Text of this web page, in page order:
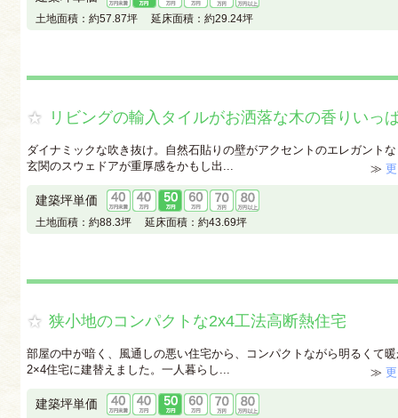
土地面積： 約57.87坪 延床面積： 約29.24坪
リビングの輸入タイルがお洒落な木の香りいっ
ダイナミックな吹き抜け。自然石貼りの壁がアクセントのエレガント
玄関のスウェドアが重厚感をかもし出...
≫
建築坪単価
土地面積： 約88.3坪 延床面積： 約43.69坪
狭小地のコンパクトな2x4工法高断熱住宅
部屋の中が暗く、風通しの悪い住宅から、コンパクトながら明るくて
2×4住宅に建替えました。一人暮らし...
≫
建築坪単価